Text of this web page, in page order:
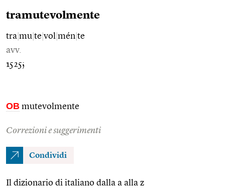
tramutevolmente
tra mu te vol mén te
avv.
1525;
OB mutevolmente
Correzioni e suggerimenti
Condividi
Il dizionario di italiano dalla a alla z